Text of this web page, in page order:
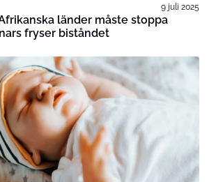
9 juli 2025
länder måste stoppa
fryser biståndet